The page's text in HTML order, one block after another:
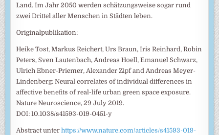
Land. Im Jahr 2050 werden schätzungsweise sogar rund
zwei Drittel aller Menschen in Städten leben.
Originalpublikation:
Heike Tost, Markus Reichert, Urs Braun, Iris Reinhard, Robin
Peters, Sven Lautenbach, Andreas Hoell, Emanuel Schwarz,
Ulrich Ebner-Priemer, Alexander Zipf and Andreas Meyer-
Lindenberg: Neural correlates of individual differences in
affective benefits of real-life urban green space exposure.
Nature Neuroscience, 29 July 2019.
DOI: 10.1038/s41593-019-0451-y
Abstract unterhttps://www.nature.com/articles/s41593-019-